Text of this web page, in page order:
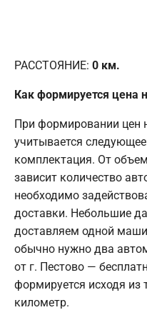
РАССТОЯНИЕ: 0 км.
Как формируется цена
При формировании цен
учитывается
комплектация. От
зависит количество
необходимо
доставки. Небольшие
доставляем одной
обычно нужно два
от г. Пестово —
формируется исходя из
километр.